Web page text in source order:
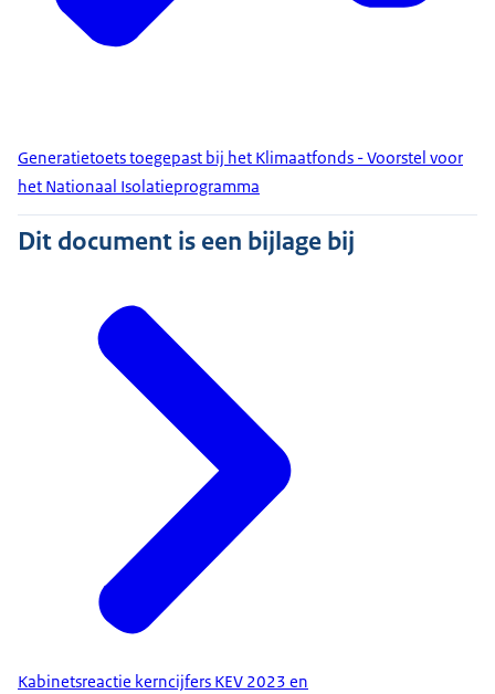
Generatietoets toegepast bij het Klimaatfonds - Voorstel voor
het Nationaal Isolatieprogramma
Dit document is een bijlage bij
Kabinetsreactie kerncijfers KEV 2023 en